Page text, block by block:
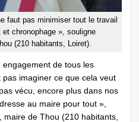
faut pas minimiser tout le travail
chronophage », souligne
(210 habitants, Loiret).
engagement de tous les
imaginer ce que cela veut
vécu, encore plus dans nos
au maire pour tout »,
de Thou (210 habitants,